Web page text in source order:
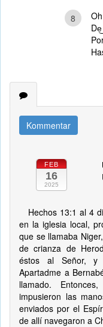
8
Kommentar
FEB
16
2025
Hechos 13:1 al 4
en la iglesia local,
que se llamaba
de crianza de
éstos al Señor, y
Apartadme a
llamado.
impusieron las
enviados por el
de allí navegaron a